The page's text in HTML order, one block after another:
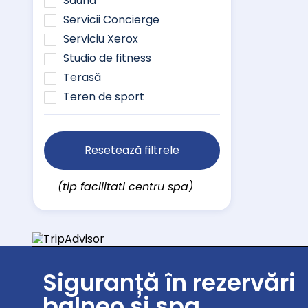
Servicii Concierge
Serviciu Xerox
Studio de fitness
Terasă
Teren de sport
Resetează filtrele
(tip facilitati centru spa)
Siguranță în rezervări